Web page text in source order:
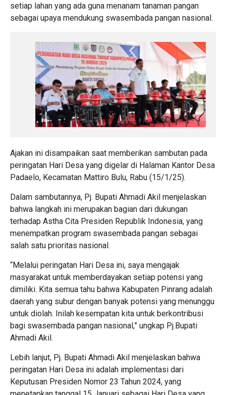
setiap lahan yang ada guna menanam tanaman pangan
sebagai upaya mendukung swasembada pangan nasional.
Ajakan ini disampaikan saat memberikan sambutan pada
peringatan Hari Desa yang digelar di Halaman Kantor Desa
Padaelo, Kecamatan Mattiro Bulu, Rabu (15/1/25).
Dalam sambutannya, Pj. Bupati Ahmadi Akil menjelaskan
bahwa langkah ini merupakan bagian dari dukungan
terhadap Astha Cita Presiden Republik Indonesia, yang
menempatkan program swasembada pangan sebagai
salah satu prioritas nasional.
“Melalui peringatan Hari Desa ini, saya mengajak
masyarakat untuk memberdayakan setiap potensi yang
dimiliki. Kita semua tahu bahwa Kabupaten Pinrang adalah
daerah yang subur dengan banyak potensi yang menunggu
untuk diolah. Inilah kesempatan kita untuk berkontribusi
bagi swasembada pangan nasional,” ungkap Pj.Bupati
Ahmadi Akil.
Lebih lanjut, Pj. Bupati Ahmadi Akil menjelaskan bahwa
peringatan Hari Desa ini adalah implementasi dari
Keputusan Presiden Nomor 23 Tahun 2024, yang